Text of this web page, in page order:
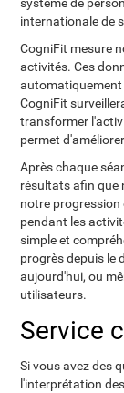
internationale de
CogniFit mesure
activités. Ces
automatiquement
CogniFit
transformer
permet
Après chaque
résultats afin que
notre progression
pendant les
simple et
progrès depuis le
aujourd'hui, ou
utilisateurs.
Service
Si vous avez des
l'interprétation